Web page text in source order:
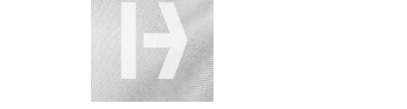
2026
62. EASD
Jahreskonferenz